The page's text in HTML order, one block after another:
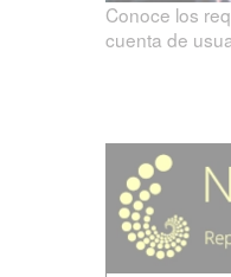
Conoce los
cuenta de